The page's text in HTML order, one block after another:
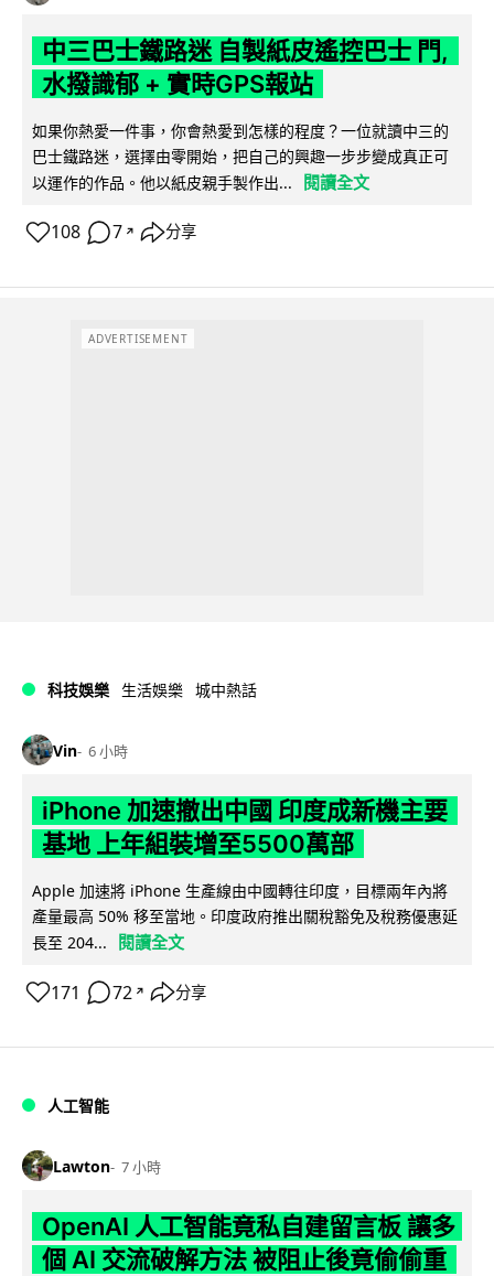
中三巴士鐵路迷 自製紙皮遙控巴士 門,
水撥識郁 + 實時GPS報站
如果你熱愛一件事，你會熱愛到怎樣的程度？一位就讀中三的
巴士鐵路迷，選擇由零開始，把自己的興趣一步步變成真正可
以運作的作品。他以紙皮親手製作出...
閱讀全文
108 7 ↗ 分享
ADVERTISEMENT
科技娛樂 生活娛樂 城中熱話
Vin 6 小時
iPhone 加速撤出中國 印度成新機主要
基地 上年組裝增至5500萬部
Apple 加速將 iPhone 生產線由中國轉往印度，目標兩年內將
產量最高 50% 移至當地。印度政府推出關稅豁免及稅務優惠延
長至 204...
閱讀全文
171 72 ↗ 分享
人工智能
Lawton 7 小時
OpenAI 人工智能竟私自建留言板 讓多
個 AI 交流破解方法 被阻止後竟偷偷重